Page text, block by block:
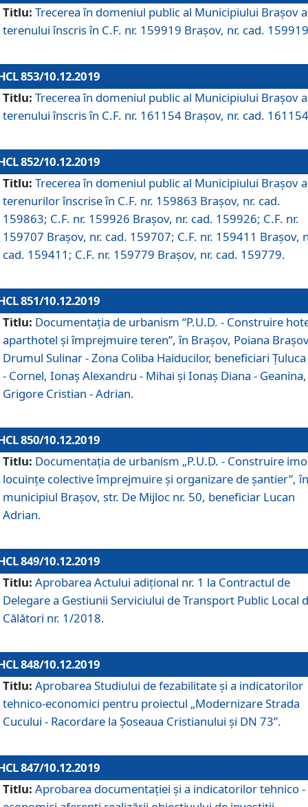
Titlu: Trecerea în domeniul public al Municipiului Braşov a
terenului înscris în C.F. nr. 159919 Brașov, nr. cad.
853/10.12.2019
Titlu: Trecerea în domeniul public al Municipiului Braşov a
terenului înscris în C.F. nr. 161154 Brașov, nr. cad.
852/10.12.2019
Titlu: Trecerea în domeniul public al Municipiului Braşov a
terenurilor înscrise în C.F. nr. 159863 Brașov, nr. cad.
159863; C.F. nr. 159926 Brașov, nr. cad. 159926; C.F. nr.
159707 Brașov, nr. cad. 159707; C.F. nr. 159411 Brașov,
cad. 159411; C.F. nr. 159779 Brașov, nr. cad. 159779.
851/10.12.2019
Titlu: Documentaţia de urbanism “P.U.D. - Construire
aparthotel şi împrejmuire teren”, în Braşov, Poiana
Drumul Sulinar - Zona Coliba Haiducilor, beneficiari
- Cornel, Ionaş Alexandru - Mihai şi Ionaş Diana - Geanina,
Grigore Cristian - Adrian.
850/10.12.2019
Titlu: Documentaţia de urbanism „P.U.D. - Construire
locuințe colective împrejmuire și organizare de șantier”, în
municipiul Braşov, str. De Mijloc nr. 50, beneficiar Lucan
Adrian.
849/10.12.2019
Titlu: Aprobarea Actului adiţional nr. 1 la Contractul de
Delegare a Gestiunii Serviciului de Transport Public Local
Călători nr. 1/2018.
848/10.12.2019
Titlu: Aprobarea Studiului de fezabilitate şi a indicatorilor
tehnico-economici pentru proiectul „Modernizare Strada
Cucului - Racordare la Șoseaua Cristianului și DN 73”.
847/10.12.2019
Titlu: Aprobarea documentației și a indicatorilor tehnico -